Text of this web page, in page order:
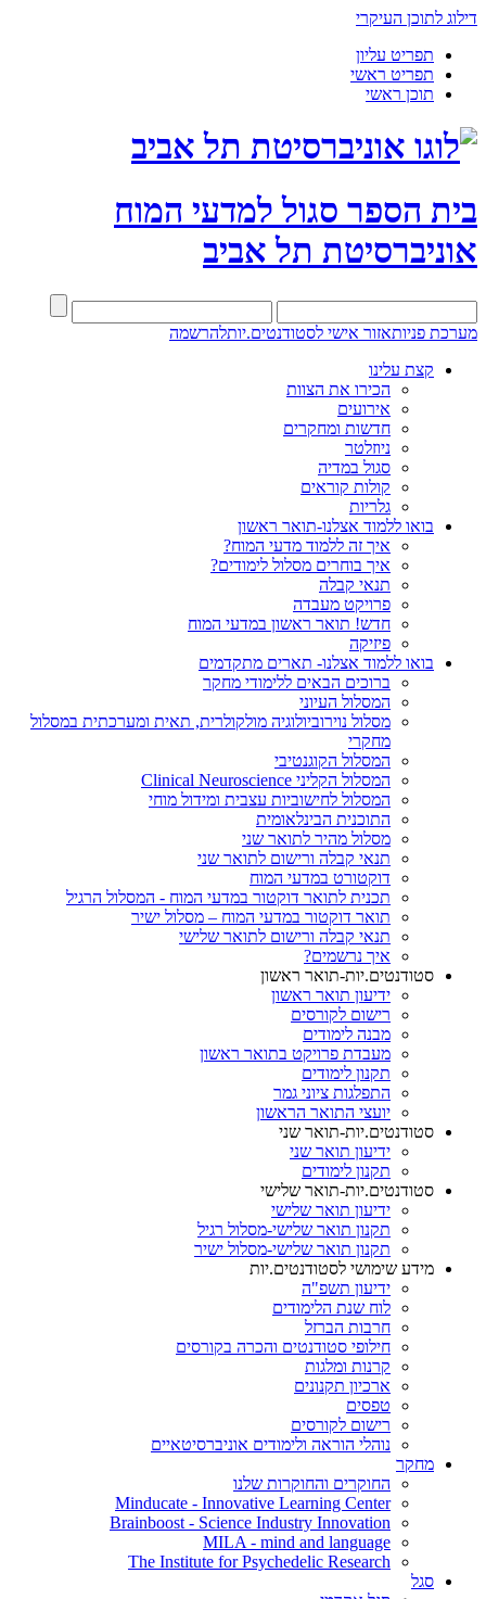
דילוג לתוכן העיקרי
תפריט עליון
תפריט ראשי
תוכן ראשי
בית הספר סגול למדעי המוח
אוניברסיטת תל אביב
מערכת פניותאזור אישי לסטודנטים.יותלהרשמה
קצת עלינו
הכירו את הצוות
אירועים
חדשות ומחקרים
ניוזלטר
סגול במדיה
קולות קוראים
גלריות
בואו ללמוד אצלנו-תואר ראשון
איך זה ללמוד מדעי המוח?
איך בוחרים מסלול לימודים?
תנאי קבלה
פרויקט מעבדה
חדש! תואר ראשון במדעי המוח
פיזיקה
בואו ללמוד אצלנו- תארים מתקדמים
ברוכים הבאים ללימודי מחקר
המסלול העיוני
מסלול נוירוביולוגיה מולקולרית, תאית ומערכתית במסלול
מחקרי
המסלול הקוגנטיבי
המסלול הקליני Clinical Neuroscience
המסלול לחישוביות עצבית ומידול מוחי
התוכנית הבינלאומית
מסלול מהיר לתואר שני
תנאי קבלה ורישום לתואר שני
דוקטורט במדעי המוח
תכנית לתואר דוקטור במדעי המוח - המסלול הרגיל
תואר דוקטור במדעי המוח – מסלול ישיר
תנאי קבלה ורישום לתואר שלישי
איך נרשמים?
סטודנטים.יות-תואר ראשון
ידיעון תואר ראשון
רישום לקורסים
מבנה לימודים
מעבדת פרויקט בתואר ראשון
תקנון לימודים
התפלגות ציוני גמר
יועצי התואר הראשון
סטודנטים.יות-תואר שני
ידיעון תואר שני
תקנון לימודים
סטודנטים.יות-תואר שלישי
ידיעון תואר שלישי
תקנון תואר שלישי-מסלול רגיל
תקנון תואר שלישי-מסלול ישיר
מידע שימושי לסטודנטים.יות
ידיעון תשפ"ה
לוח שנת הלימודים
חרבות הברזל
חילופי סטודנטים והכרה בקורסים
קרנות ומלגות
ארכיון תקנונים
טפסים
רישום לקורסים
נוהלי הוראה ולימודים אוניברסיטאיים
מחקר
החוקרים והחוקרות שלנו
Minducate - Innovative Learning Center
Brainboost - Science Industry Innovation
MILA - mind and language
The Institute for Psychedelic Research
סגל